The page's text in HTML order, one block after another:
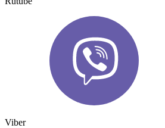
Viber